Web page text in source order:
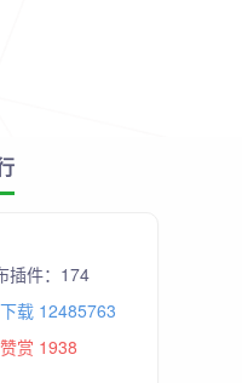
插件： 174
下载 12485763
赏 1938